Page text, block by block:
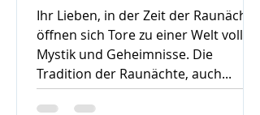
Ihr Lieben, in der Zeit der Raunächte
öffnen sich Tore zu einer Welt voller
Mystik und Geheimnisse. Die
Tradition der Raunächte, auch...